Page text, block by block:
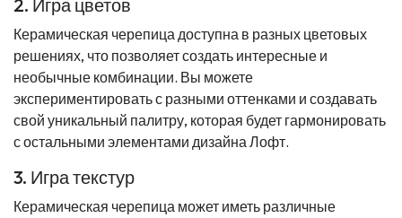
2. Игра цветов
Керамическая черепица доступна в разных цветовых
решениях, что позволяет создать интересные и
необычные комбинации. Вы можете
экспериментировать с разными оттенками и создавать
свой уникальный палитру, которая будет гармонировать
с остальными элементами дизайна Лофт.
3. Игра текстур
Керамическая черепица может иметь различные